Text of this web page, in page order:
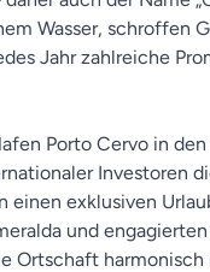
Wasser, schroffen
Jahr zahlreiche
Porto Cervo in den
Investoren
einen exklusiven
und
Ortschaft harmonisch